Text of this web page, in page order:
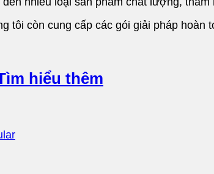
tôi còn cung cấp các gói giải pháp
hiểu thêm